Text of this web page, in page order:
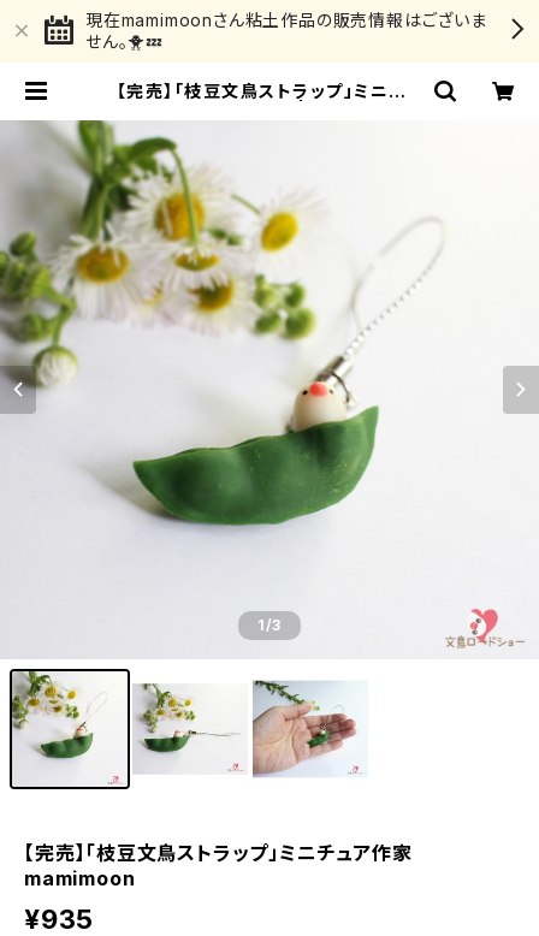
現在mamimoonさん粘土作品の販売情報はございま
せん。🐥💤
【完売】「枝豆文鳥ストラップ」ミニチュ
1/3
【完売】「枝豆文鳥ストラップ」ミニチュア作家
mamimoon
¥935